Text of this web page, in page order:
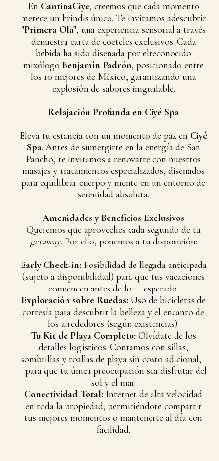
En CantinaCiyé, creemos que cada momento
merece un brindis único. Te invitamos adescubrir
"Primera Ola", una experiencia sensorial a través
denuestra carta de cocteles exclusivos. Cada
bebida ha sido diseñada por elreconocido
mixólogo Benjamín Padrón, posicionado entre
los 10 mejores de México, garantizando una
explosión de sabores inigualable.
Relajación Profunda en Ciyé Spa
Eleva tu estancia con un momento de paz en Ciyé
Spa. Antes de sumergirte en la energía de San
Pancho, te invitamos a renovarte con nuestros
masajes y tratamientos especializados, diseñados
para equilibrar cuerpo y mente en un entorno de
serenidad absoluta.
Amenidades y Beneficios Exclusivos
Queremos que aproveches cada segundo de tu
getaway. Por ello, ponemos a tu disposición:
Early Check-in:Posibilidad de llegada anticipada
(sujeto a disponibilidad) para que tus vacaciones
comiencen antes de lo esperado.
Exploración sobre Ruedas:Uso de bicicletas de
cortesía para descubrir la belleza y el encanto de
los alrededores (según existencias).
Tu Kit de Playa Completo: Olvídate de los
detalles logísticos. Contamos con sillas,
sombrillas y toallas de playa sin costo adicional,
para que tu única preocupación sea disfrutar del
sol y el mar.
Conectividad Total: Internet de alta velocidad
en toda la propiedad, permitiéndote compartir
tus mejores momentos o mantenerte al día con
facilidad.